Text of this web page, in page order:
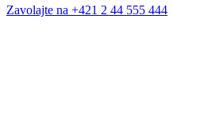
Zavolajte na +421 2 44 555 444